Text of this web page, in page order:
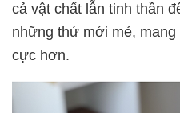
cả vật chất lẫn tinh thần
những thứ mới mẻ,
cực hơn.